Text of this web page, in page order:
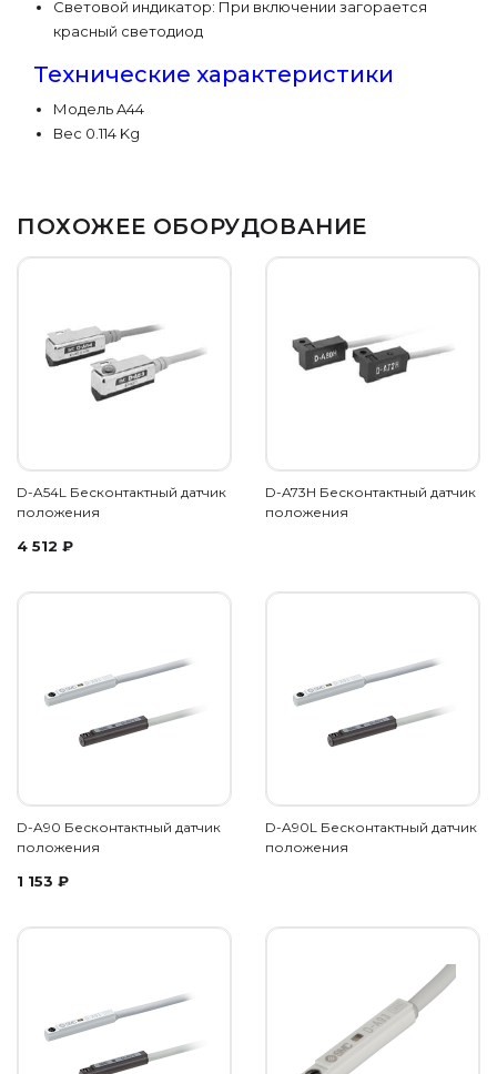
Световой индикатор: При включении загорается
красный светодиод
Технические характеристики
Модель A44
Вес 0.114 Kg
ПОХОЖЕЕ ОБОРУДОВАНИЕ
D-A54L Бесконтактный датчик
положения
4 512 ₽
D-A73H Бесконтактный датчик
положения
D-A90 Бесконтактный датчик
положения
1 153 ₽
D-A90L Бесконтактный датчик
положения